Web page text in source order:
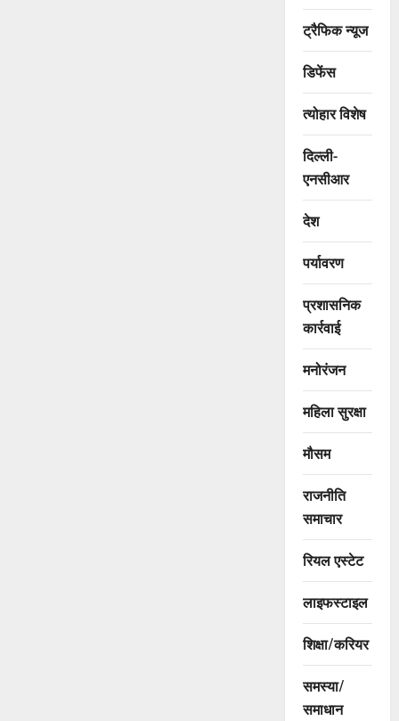
ट्रैफिक न्यूज
डिफेंस
त्योहार विशेष
दिल्ली-
एनसीआर
देश
पर्यावरण
प्रशासनिक
कार्रवाई
मनोरंजन
महिला सुरक्षा
मौसम
राजनीति
समाचार
रियल एस्टेट
लाइफस्टाइल
शिक्षा/करियर
समस्या/
समाधान